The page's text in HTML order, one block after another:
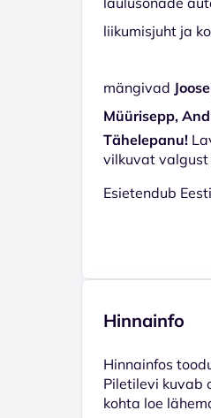
liikumisjuht ja
mängivad
Müürisepp,
Tähelepanu!
vilkuvat valgust
Esietendub
Hinnainfo
Hinnainfos
Piletilevi kuvab
kohta loe